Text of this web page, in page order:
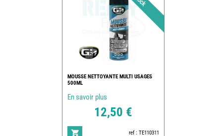
MOUSSE NETTOYANTE MULTI USAGES
500ML
En savoir plus
12,50 €
ref : TE110311